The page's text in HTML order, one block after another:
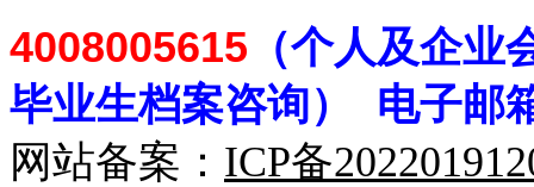
4008005615 （个人及企
毕业生档案咨询） 电子邮
网站备案： ICP备